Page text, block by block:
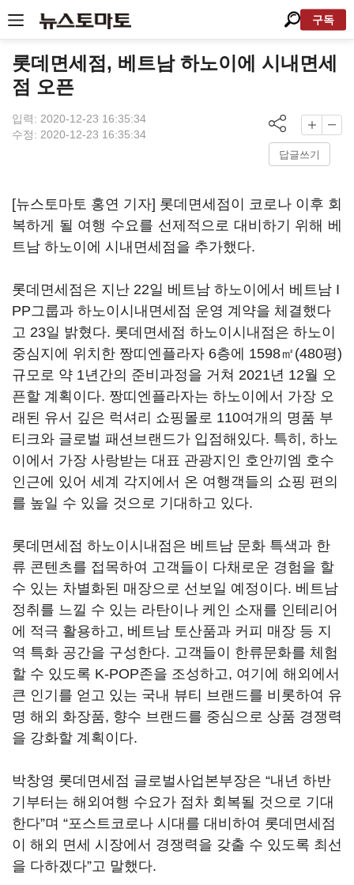
구독
롯데면세점, 베트남 하노이에 시내면세
점 오픈
입력: 2020-12-23 16:35:34
수정: 2020-12-23 16:35:34
답글쓰기
[뉴스토마토 홍연 기자] 롯데면세점이 코로나 이후 회
복하게 될 여행 수요를 선제적으로 대비하기 위해 베
트남 하노이에 시내면세점을 추가했다.
롯데면세점은 지난 22일 베트남 하노이에서 베트남 I
PP그룹과 하노이시내면세점 운영 계약을 체결했다
고 23일 밝혔다. 롯데면세점 하노이시내점은 하노이
중심지에 위치한 짱띠엔플라자 6층에 1598㎡(480평)
규모로 약 1년간의 준비과정을 거쳐 2021년 12월 오
픈할 계획이다. 짱띠엔플라자는 하노이에서 가장 오
래된 유서 깊은 럭셔리 쇼핑몰로 110여개의 명품 부
티크와 글로벌 패션브랜드가 입점해있다. 특히, 하노
이에서 가장 사랑받는 대표 관광지인 호안끼엠 호수
인근에 있어 세계 각지에서 온 여행객들의 쇼핑 편의
를 높일 수 있을 것으로 기대하고 있다.
롯데면세점 하노이시내점은 베트남 문화 특색과 한
류 콘텐츠를 접목하여 고객들이 다채로운 경험을 할
수 있는 차별화된 매장으로 선보일 예정이다. 베트남
정취를 느낄 수 있는 라탄이나 케인 소재를 인테리어
에 적극 활용하고, 베트남 토산품과 커피 매장 등 지
역 특화 공간을 구성한다. 고객들이 한류문화를 체험
할 수 있도록 K-POP존을 조성하고, 여기에 해외에서
큰 인기를 얻고 있는 국내 뷰티 브랜드를 비롯하여 유
명 해외 화장품, 향수 브랜드를 중심으로 상품 경쟁력
을 강화할 계획이다.
박창영 롯데면세점 글로벌사업본부장은 “내년 하반
기부터는 해외여행 수요가 점차 회복될 것으로 기대
한다”며 “포스트코로나 시대를 대비하여 롯데면세점
이 해외 면세 시장에서 경쟁력을 갖출 수 있도록 최선
을 다하겠다”고 말했다.